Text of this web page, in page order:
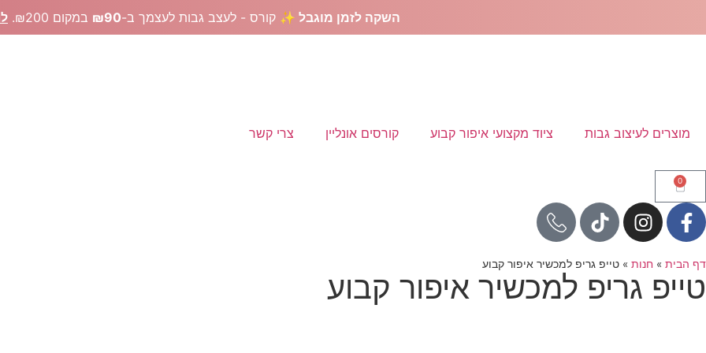
השקה לזמן מוגבל ✨ קורס - לעצב גבות לעצמך ב-₪90 במקום ₪200.
מוצרים לעיצוב גבות ציוד מקצועי איפור קבוע קורסים אונליין צרי קשר
0
דף הבית » חנות » טייפ גריפ למכשיר איפור קבוע
טייפ גריפ למכשיר איפור קבוע